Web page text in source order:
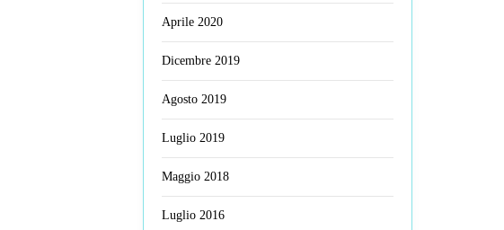
Aprile 2020
Dicembre 2019
Agosto 2019
Luglio 2019
Maggio 2018
Luglio 2016